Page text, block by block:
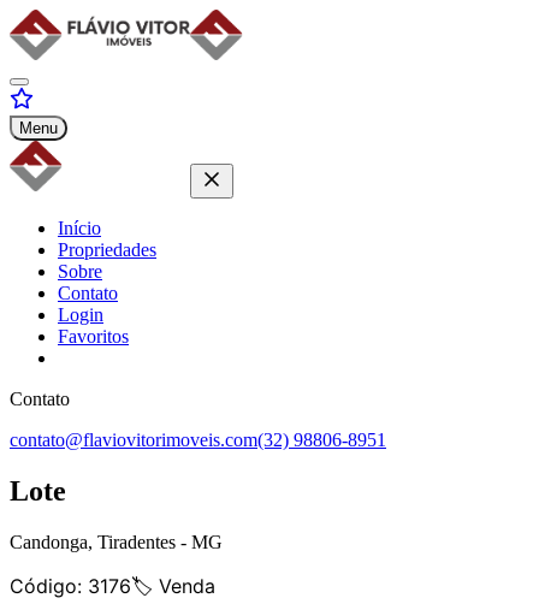
Menu
Início
Propriedades
Sobre
Contato
Login
Favoritos
Contato
contato@flaviovitorimoveis.com(32) 98806-8951
Lote
Candonga, Tiradentes - MG
Código: 3176🏷️ Venda